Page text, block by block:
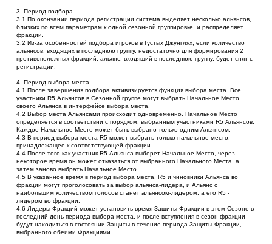
3. Период подбора
3.1 По окончании периода регистрации система выделяет несколько альянсов,
близких по всем параметрам к одной сезонной группировке, и распределяет
фракции.
3.2 Из-за особенностей подбора игроков в Густых Джунглях, если количество
альянсов, входящих в последнюю группу, недостаточно для формирования 2
противоположных фракций, альянс, входящий в последнюю группу, будет снят с
регистрации.
4. Период выбора места
4.1 После завершения подбора активизируется функция выбора места. Все
участники R5 Альянсов в Сезонной группе могут выбрать Начальное Место
своего Альянса в интерфейсе выбора места.
4.2 Выбор места Альянсами происходит одновременно. Начальное Место
определяется в соответствии с порядком, выбранным участниками R5 Альянсов.
Каждое Начальное Место может быть выбрано только одним Альянсом.
4.3 В период выбора места R5 может выбрать только начальное место,
принадлежащее к соответствующей фракции.
4.4 После того как участник R5 Альянса выберет Начальное Место, через
некоторое время он может отказаться от выбранного Начального Места, а
затем заново выбрать Начальное Место.
4.5 В указанное время в период выбора места, R5 и чиновники Альянса во
фракции могут проголосовать за выбор альянса-лидера, и Альянс с
наибольшим количеством голосов станет альянсом-лидером, а его R5 -
лидером во фракции.
4.6 Лидеры Фракций может установить время Защиты Фракции в этом Сезоне в
последний день периода выбора места, и после вступления в сезон фракции
будут находиться в состоянии Защиты в течение периода Защиты Фракции,
выбранного обеими Фракциями.